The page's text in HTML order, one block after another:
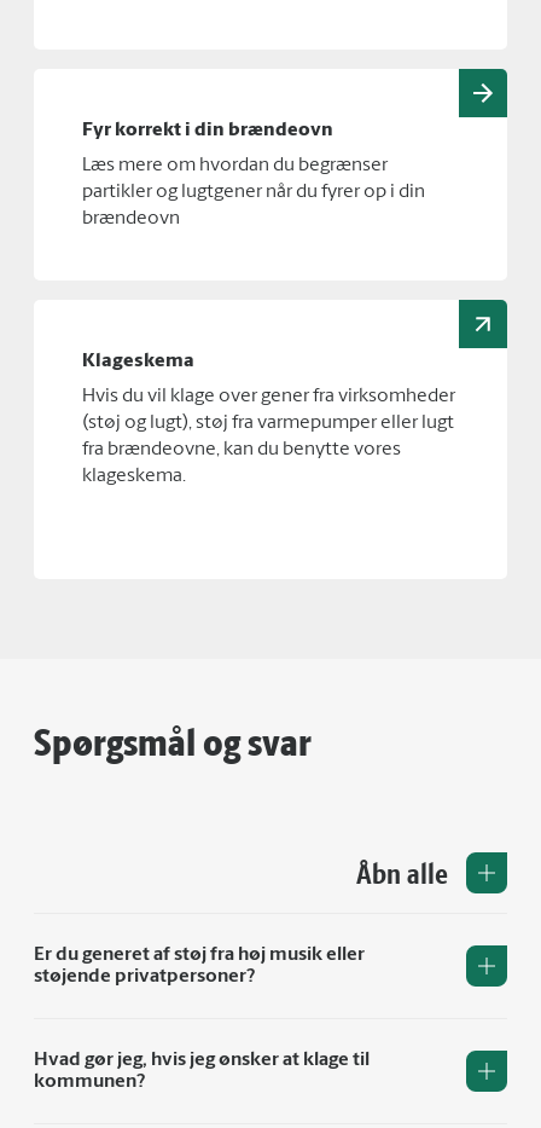
Fyr korrekt i din brændeovn
Læs mere om hvordan du begrænser
partikler og lugtgener når du fyrer op i din
brændeovn
Klageskema
Hvis du vil klage over gener fra virksomheder
(støj og lugt), støj fra varmepumper eller lugt
fra brændeovne, kan du benytte vores
klageskema.
Spørgsmål og svar
Åbn alle
Er du generet af støj fra høj musik eller
støjende privatpersoner?
Hvad gør jeg, hvis jeg ønsker at klage til
kommunen?